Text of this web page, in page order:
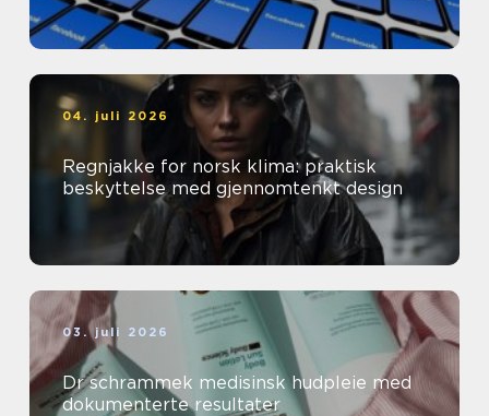
04. juli 2026
Regnjakke for norsk klima: praktisk
beskyttelse med gjennomtenkt design
03. juli 2026
Dr schrammek medisinsk hudpleie med
dokumenterte resultater